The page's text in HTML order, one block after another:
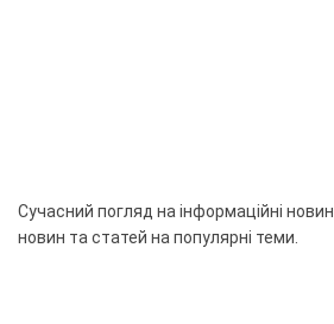
Сучасний погляд на інформаційні
новин та статей на популярні теми.